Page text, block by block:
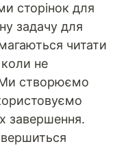
сторінок для
задачу для
читати
не
Ми створюємо
завершення.